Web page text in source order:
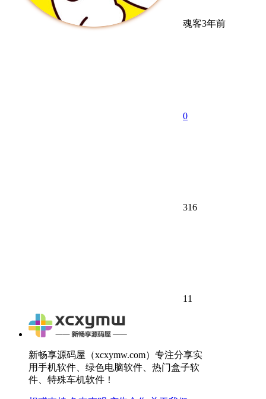
魂客3年前
0
316
11
新畅享源码屋（xcxymw.com）专注分享实
用手机软件、绿色电脑软件、热门盒子软
件、特殊车机软件！